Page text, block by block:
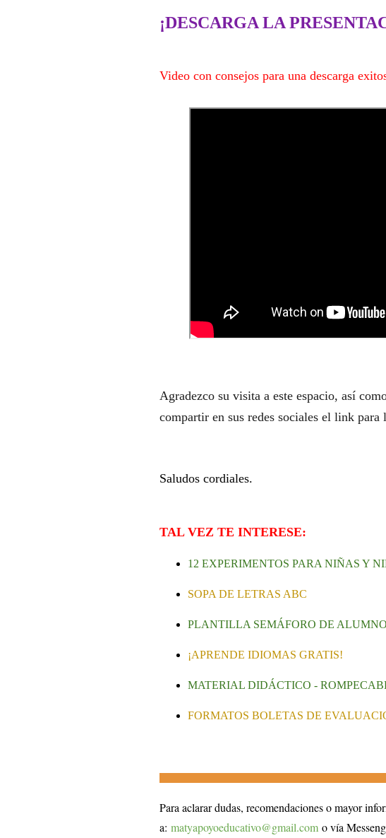
¡DESCARGA LA
Video con consejos para una descarga
Agradezco su visita a este espacio, así
compartir en sus redes sociales el link para
Saludos cordiales.
TAL VEZ TE INTERESE:
12 EXPERIMENTOS PARA NIÑAS Y
SOPA DE LETRAS ABC
PLANTILLA SEMÁFORO DE
¡APRENDE IDIOMAS GRATIS!
MATERIAL DIDÁCTICO -
FORMATOS BOLETAS DE
Para aclarar dudas, recomendaciones o mayor
a: matyapoyoeducativo@gmail.com o vía